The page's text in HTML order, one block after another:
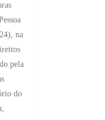
na
pela
do